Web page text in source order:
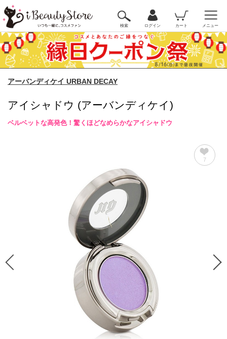
検索 ログイン カート メニュー
アーバンディケイ URBAN DECAY
アイシャドウ (アーバンディケイ)
ベルベットな高発色！驚くほどなめらかなアイシャドウ
7